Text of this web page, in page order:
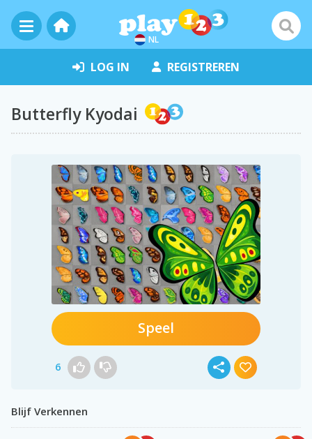
NL
LOG IN REGISTREREN
Butterfly Kyodai
Speel
6
Blijf Verkennen